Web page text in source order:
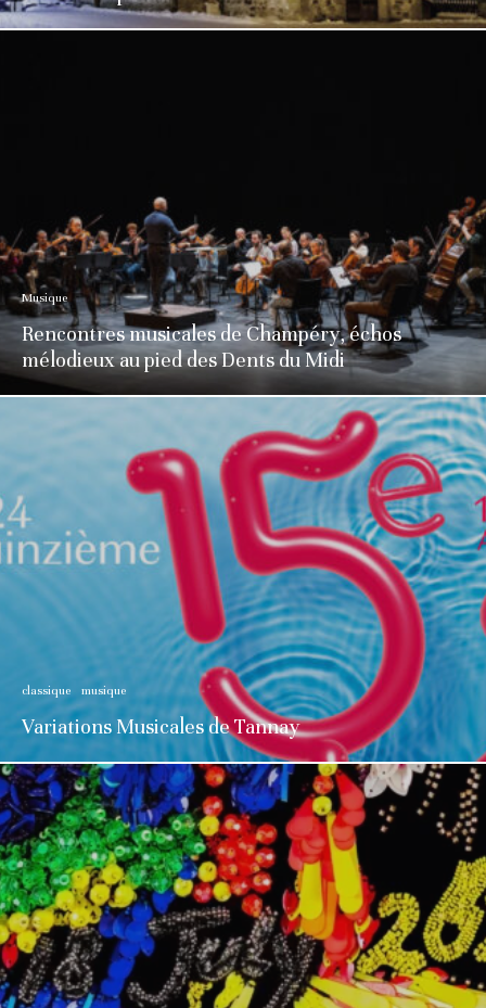
Musique
Rencontres musicales de Champéry, échos
mélodieux au pied des Dents du Midi
classique musique
Variations Musicales de Tannay